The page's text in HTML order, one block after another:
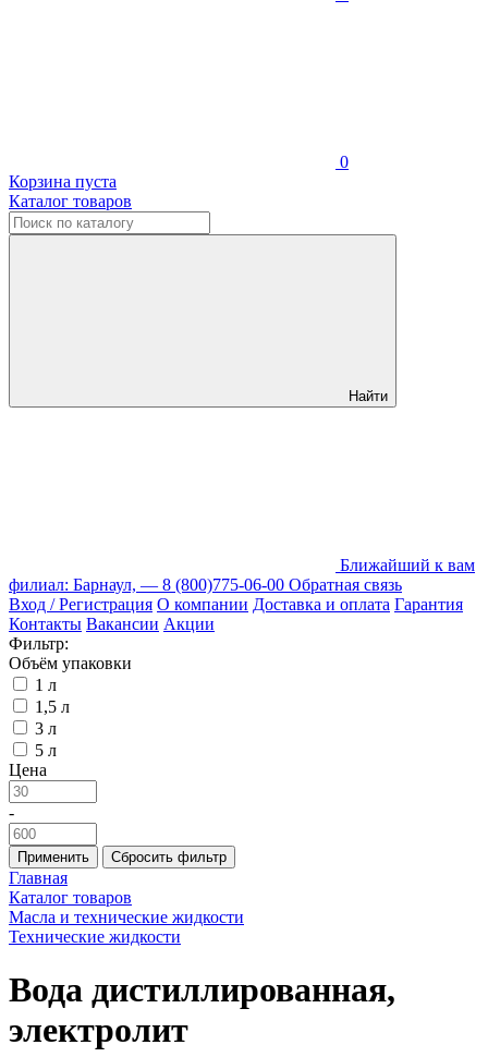
0
Корзина пуста
Каталог товаров
Найти
Ближайший к вам
филиал: Барнаул, — 8 (800)775-06-00 Обратная связь
Вход / Регистрация О компании Доставка и оплата Гарантия
Контакты Вакансии Акции
Фильтр:
Объём упаковки
1 л
1,5 л
3 л
5 л
Цена
-
Применить Сбросить фильтр
Главная
Каталог товаров
Масла и технические жидкости
Технические жидкости
Вода дистиллированная,
электролит